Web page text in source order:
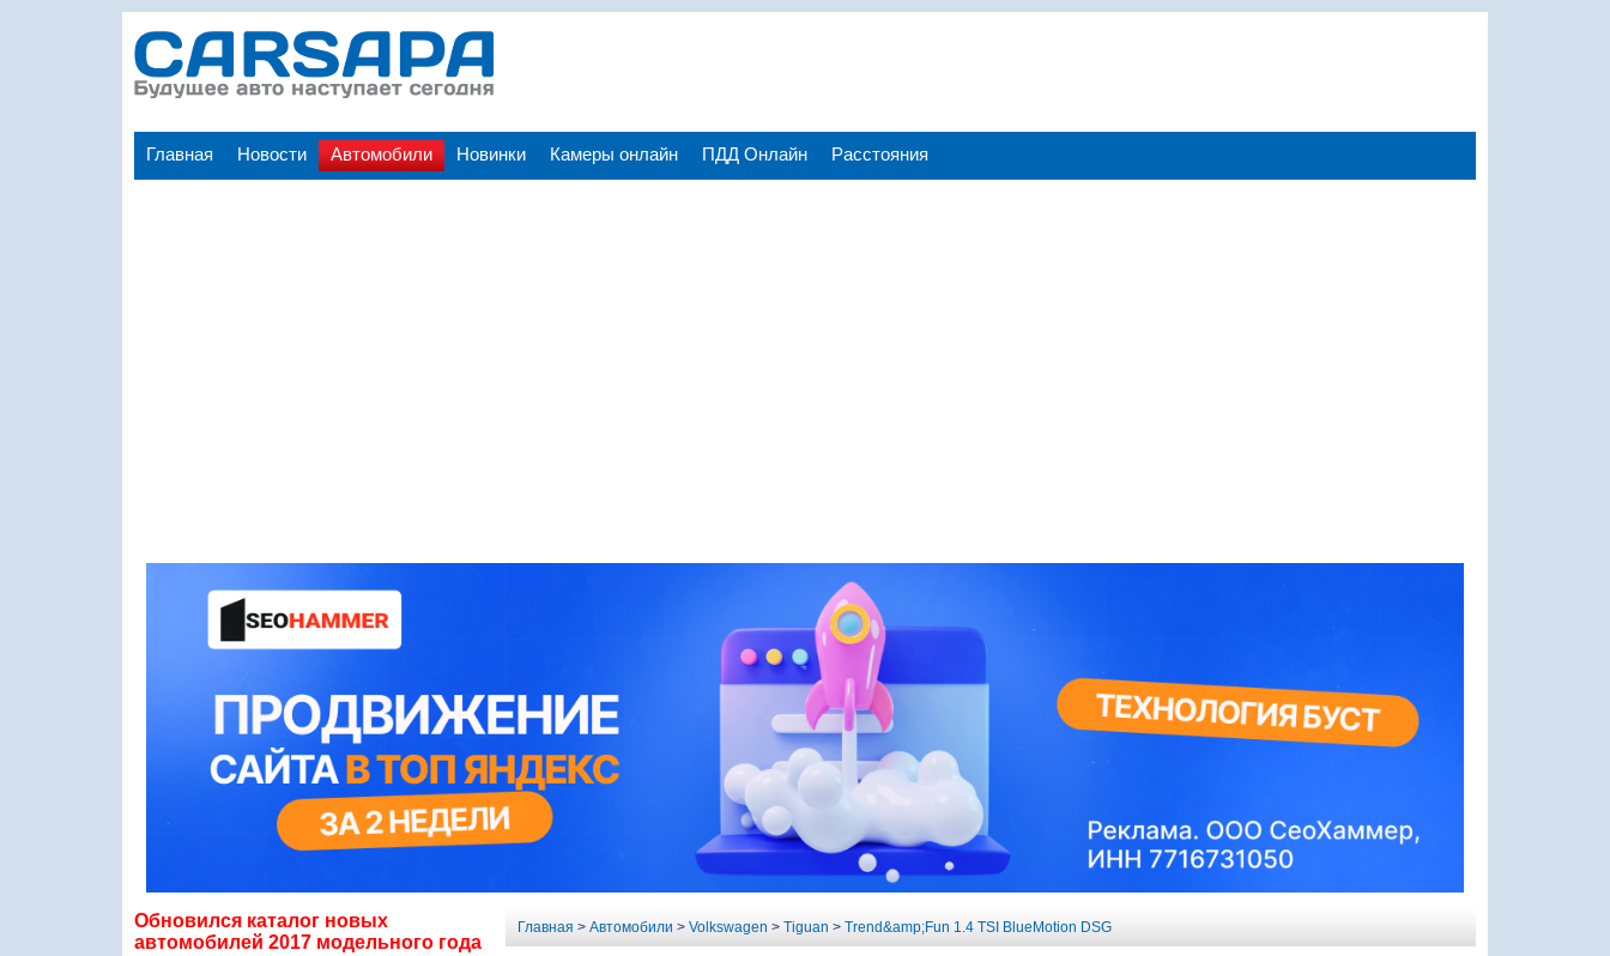
Главная Новости Автомобили Новинки Камеры онлайн ПДД Онлайн Расстояния
Обновился каталог новых
автомобилей 2017 модельного года
Главная > Автомобили > Volkswagen > Tiguan > Trend&amp;Fun 1.4 TSI BlueMotion DSG